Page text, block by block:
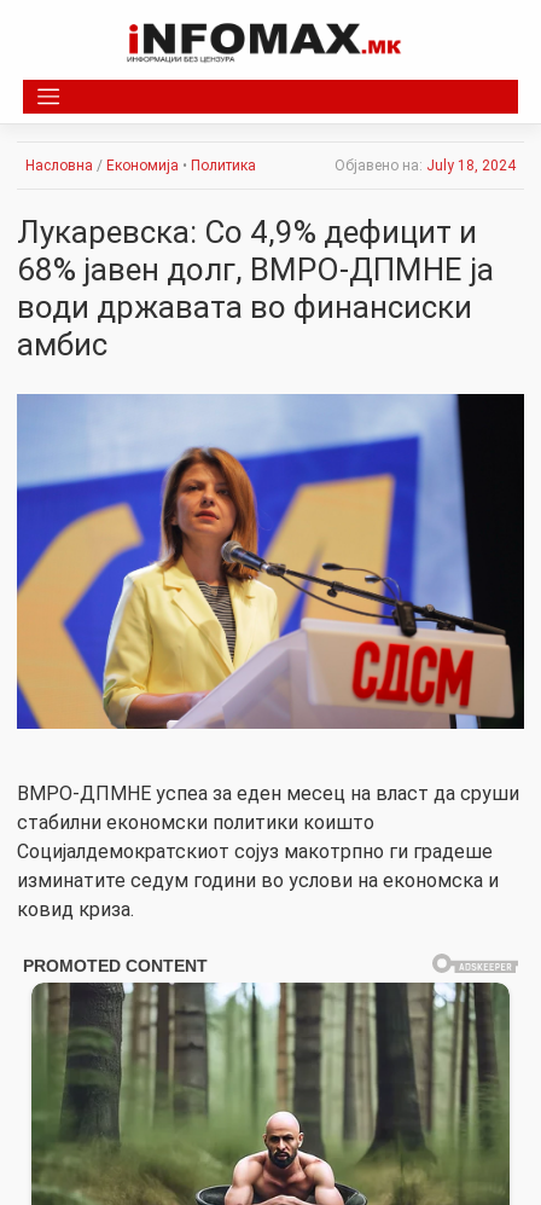
Насловна / Економија • Политика Објавено на: July 18, 2024
Лукаревска: Со 4,9% дефицит и
68% јавен долг, ВМРО-ДПМНЕ ја
води државата во финансиски
амбис
ВМРО-ДПМНЕ успеа за еден месец на власт да сруши
стабилни економски политики коишто
Социјалдемократскиот сојуз макотрпно ги градеше
изминатите седум години во услови на економска и
ковид криза.